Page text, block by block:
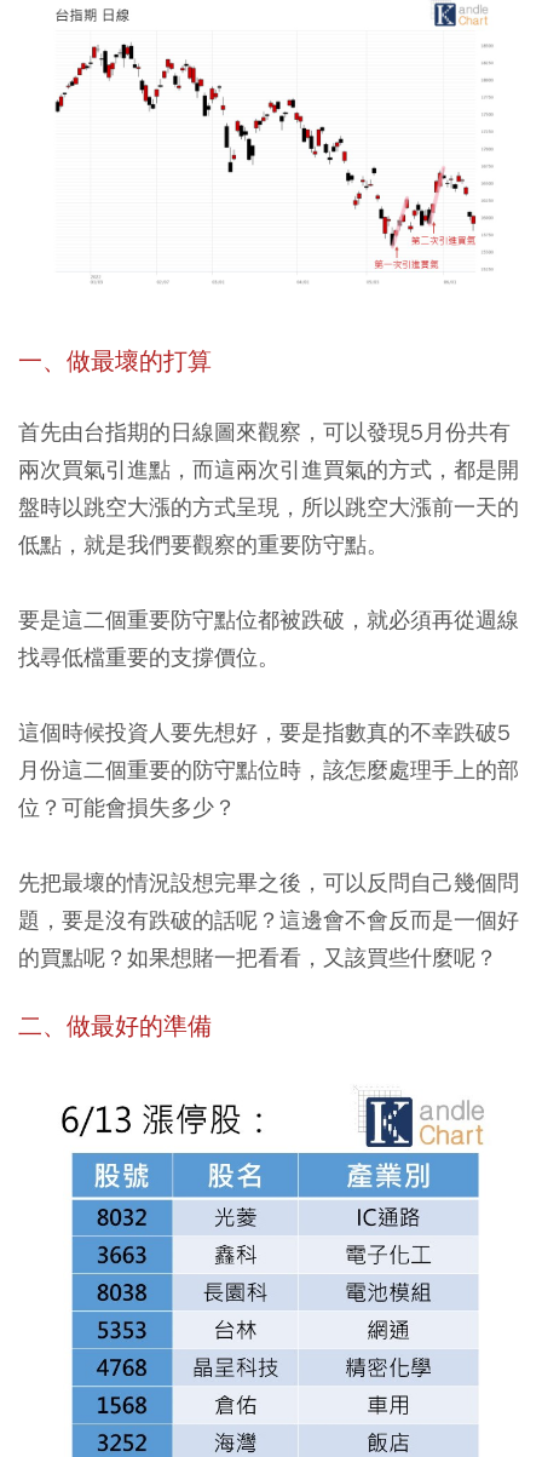
一、做最壞的打算
首先由台指期的日線圖來觀察，可以發現5月份共有
兩次買氣引進點，而這兩次引進買氣的方式，都是開
盤時以跳空大漲的方式呈現，所以跳空大漲前一天的
低點，就是我們要觀察的重要防守點。
要是這二個重要防守點位都被跌破，就必須再從週線
找尋低檔重要的支撐價位。
這個時候投資人要先想好，要是指數真的不幸跌破5
月份這二個重要的防守點位時，該怎麼處理手上的部
位？可能會損失多少？
先把最壞的情況設想完畢之後，可以反問自己幾個問
題，要是沒有跌破的話呢？這邊會不會反而是一個好
的買點呢？如果想賭一把看看，又該買些什麼呢？
二、做最好的準備